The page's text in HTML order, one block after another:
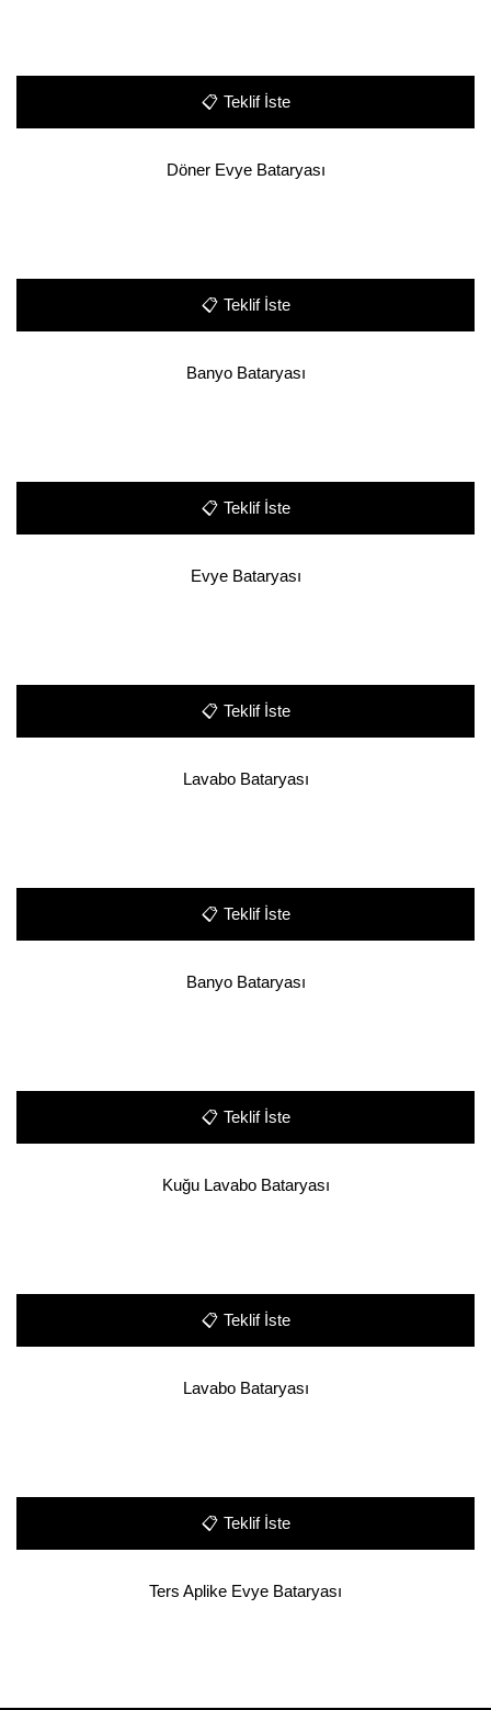
📋 Teklif İste
Döner Evye Bataryası
📋 Teklif İste
Banyo Bataryası
📋 Teklif İste
Evye Bataryası
📋 Teklif İste
Lavabo Bataryası
📋 Teklif İste
Banyo Bataryası
📋 Teklif İste
Kuğu Lavabo Bataryası
📋 Teklif İste
Lavabo Bataryası
📋 Teklif İste
Ters Aplike Evye Bataryası